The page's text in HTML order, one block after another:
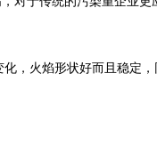
火焰形状好而且稳定，